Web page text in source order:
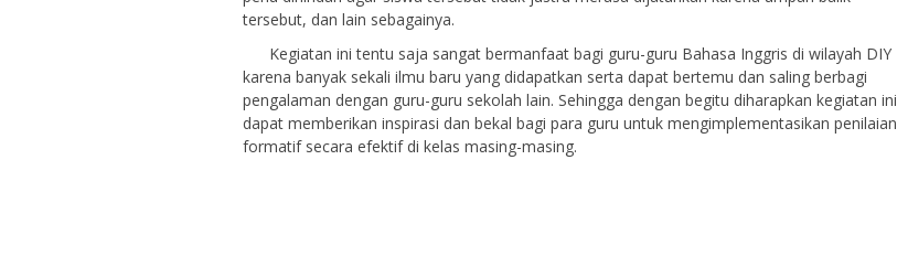
tersebut, dan lain sebagainya.
Kegiatan ini tentu saja sangat bermanfaat bagi guru-guru Bahasa Inggris di wilayah DIY
karena banyak sekali ilmu baru yang didapatkan serta dapat bertemu dan saling berbagi
pengalaman dengan guru-guru sekolah lain. Sehingga dengan begitu diharapkan kegiatan ini
dapat memberikan inspirasi dan bekal bagi para guru untuk mengimplementasikan penilaian
formatif secara efektif di kelas masing-masing.